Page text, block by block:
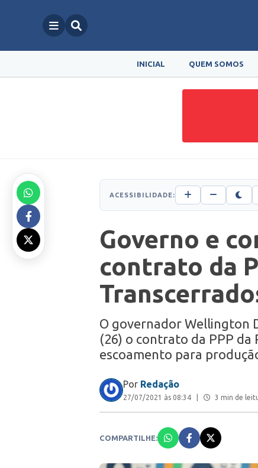
INICIAL QUEM SOMOS
ACESSIBILIDADE:
Governo e
contrato da
O governador Wellington
(26) o contrato da PPP
escoamento para
Por Redação
27/07/2021 às 08:34 3 min de
COMPARTILHE: